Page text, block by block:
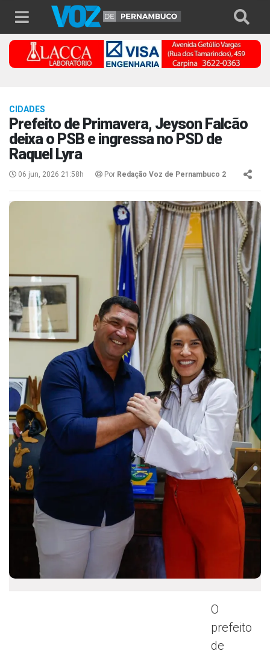
CIDADES
Prefeito de Primavera, Jeyson Falcão
deixa o PSB e ingressa no PSD de
Raquel Lyra
06 jun, 2026 21:58h Por Redação Voz de Pernambuco 2
O
prefeito
de